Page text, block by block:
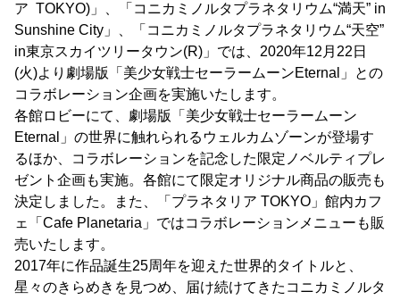
ア TOKYO)」、「コニカミノルタプラネタリウム“満天” in
Sunshine City」、「コニカミノルタプラネタリウム“天空”
in東京スカイツリータウン(R)」では、2020年12月22日
(火)より劇場版「美少女戦士セーラームーンEternal」との
コラボレーション企画を実施いたします。
各館ロビーにて、劇場版「美少女戦士セーラームーン
Eternal」の世界に触れられるウェルカムゾーンが登場す
るほか、コラボレーションを記念した限定ノベルティプレ
ゼント企画も実施。各館にて限定オリジナル商品の販売も
決定しました。また、「プラネタリア TOKYO」館内カフ
ェ「Cafe Planetaria」ではコラボレーションメニューも販
売いたします。
2017年に作品誕生25周年を迎えた世界的タイトルと、
星々のきらめきを見つめ、届け続けてきたコニカミノルタ